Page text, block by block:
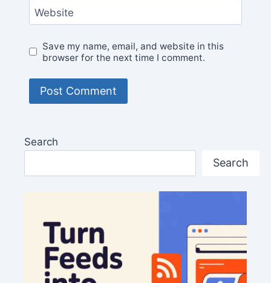
Website
Save my name, email, and website in this
browser for the next time I comment.
Search
Search